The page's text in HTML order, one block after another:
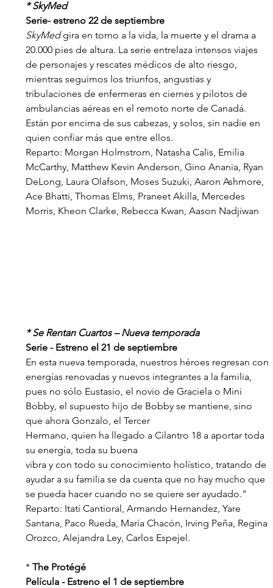
* SkyMed
Serie- estreno 22 de septiembre
SkyMed gira en torno a la vida, la muerte y el drama a
20.000 pies de altura. La serie entrelaza intensos viajes
de personajes y rescates médicos de alto riesgo,
mientras seguimos los triunfos, angustias y
tribulaciones de enfermeras en ciernes y pilotos de
ambulancias aéreas en el remoto norte de Canadá.
Están por encima de sus cabezas, y solos, sin nadie en
quien confiar más que entre ellos.
Reparto: Morgan Holmstrom, Natasha Calis, Emilia
McCarthy, Matthew Kevin Anderson, Gino Anania, Ryan
DeLong, Laura Olafson, Moses Suzuki, Aaron Ashmore,
Ace Bhatti, Thomas Elms, Praneet Akilla, Mercedes
Morris, Kheon Clarke, Rebecca Kwan, Aason Nadjiwan
* Se Rentan Cuartos – Nueva temporada
Serie - Estreno el 21 de septiembre
En esta nueva temporada, nuestros héroes regresan con
energías renovadas y nuevos integrantes a la familia,
pues no sólo Eustasio, el novio de Graciela o Mini
Bobby, el supuesto hijo de Bobby se mantiene, sino
que ahora Gonzalo, el Tercer
Hermano, quien ha llegado a Cilantro 18 a aportar toda
su energía, toda su buena
vibra y con todo su conocimiento holístico, tratando de
ayudar a su familia se da cuenta que no hay mucho que
se pueda hacer cuando no se quiere ser ayudado."
Reparto: Itatí Cantioral, Armando Hernandez, Yare
Santana, Paco Rueda, María Chacón, Irving Peña, Regina
Orozco, Alejandra Ley, Carlos Espejel.
* The Protégé
Película - Estreno el 1 de septiembre